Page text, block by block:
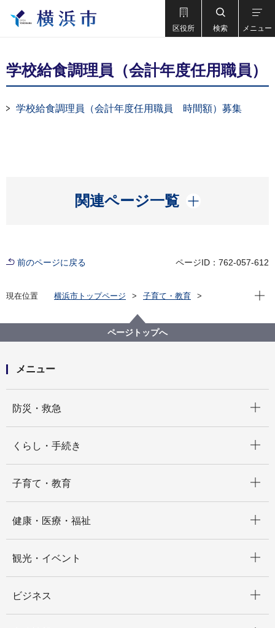
区役所 検索 メニュー
学校給食調理員（会計年度任用職員）
学校給食調理員（会計年度任用職員 時間額）募集
関連ページ一覧
開く
前のページに戻る ページID：762-057-612
現在位置 横浜市トップページ
子育て・教育
学校給食調理員（会計年度任用職員）
現在
ページトップへ
メニュー
防災・救急
くらし・手続き
子育て・教育
健康・医療・福祉
観光・イベント
ビジネス